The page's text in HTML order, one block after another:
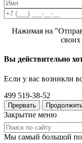
Нажимая на
Вы действительно
Если у вас возникли
499 519-38-52
Прервать
Закрытие меню
Мы самый большой